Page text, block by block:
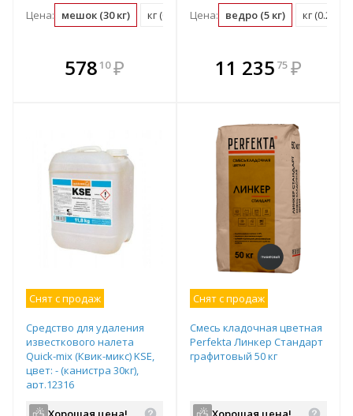
Цена: мешок (30 кг) кг (0.03 мешок)
578 10 ₽
В комплекте
всегда выгоднее!
Цена: ведро (5 кг) кг (0.2
В комплекте
всегда выгоднее!
11 235 75 ₽
Снят с продаж
Средство для удаления
известкового налета
Quick-mix (Квик-микс) KSE,
цвет: - (канистра 30кг),
арт.12316
Снят с продаж
Смесь кладочная цветная
Perfekta Линкер Стандарт
графитовый 50 кг